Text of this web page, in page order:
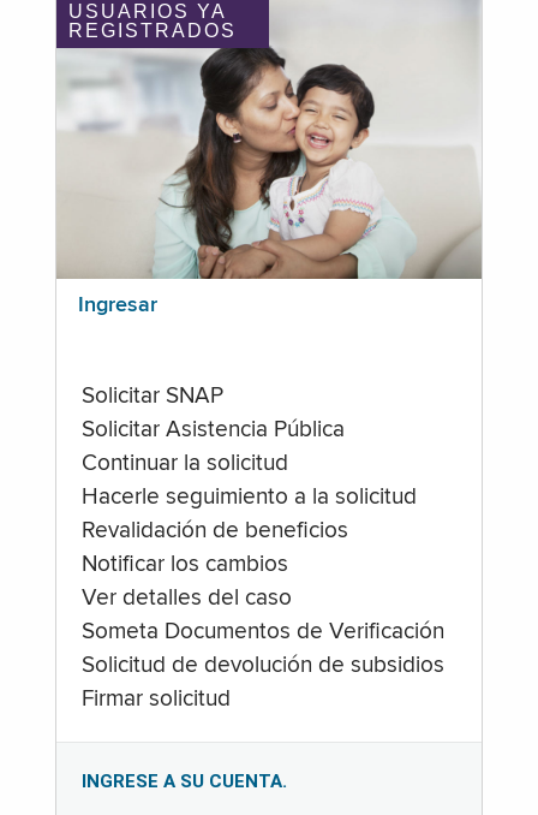
USUARIOS YA
REGISTRADOS
Ingresar
Solicitar SNAP
Solicitar Asistencia Pública
Continuar la solicitud
Hacerle seguimiento a la solicitud
Revalidación de beneficios
Notificar los cambios
Ver detalles del caso
Someta Documentos de Verificación
Solicitud de devolución de subsidios
Firmar solicitud
INGRESE A SU CUENTA.